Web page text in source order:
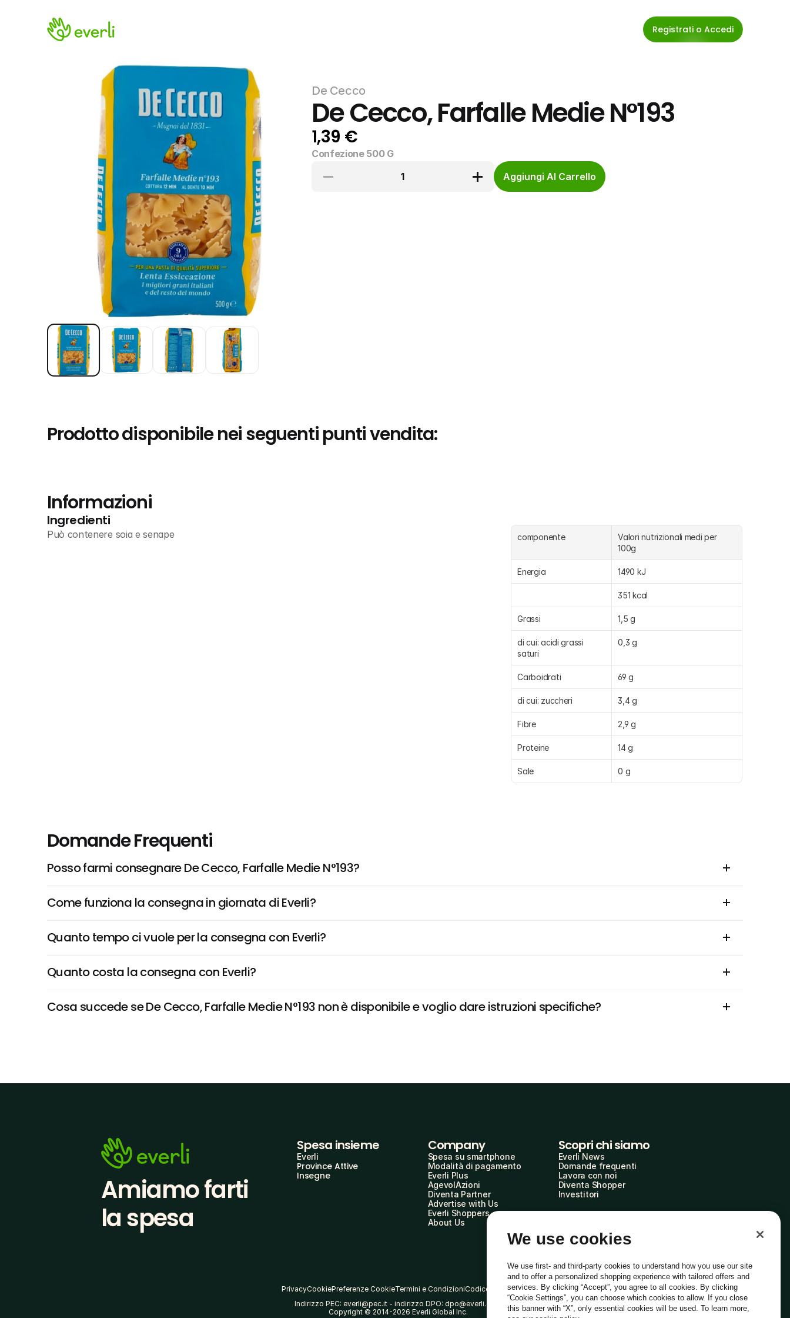
Registrati o Accedi
De Cecco
De Cecco, Farfalle Medie N°193
1,39 €
Confezione 500 G
1
Aggiungi Al Carrello
Prodotto disponibile nei seguenti punti vendita:
Informazioni
Ingredienti
Può contenere soia e senape componente
Valori nutrizionali medi per
100g
Energia 1490 kJ
351 kcal
Grassi 1,5 g
di cui: acidi grassi
saturi
0,3 g
Carboidrati 69 g
di cui: zuccheri 3,4 g
Fibre 2,9 g
Proteine 14 g
Sale 0 g
Domande Frequenti
Posso farmi consegnare De Cecco, Farfalle Medie N°193?
Come funziona la consegna in giornata di Everli?
Quanto tempo ci vuole per la consegna con Everli?
Quanto costa la consegna con Everli?
Cosa succede se De Cecco, Farfalle Medie N°193 non è disponibile e voglio dare istruzioni specifiche?
Amiamo farti
la spesa
Spesa insieme
Everli
Province Attive
Insegne
Company
Spesa su smartphone
Modalità di pagamento
Everli Plus
AgevolAzioni
Diventa Partner
Advertise with Us
Everli Shoppers
About Us
Scopri chi siamo
Everli News
Domande frequenti
Lavora con noi
Diventa Shopper
Investitori
PrivacyCookiePreferenze CookieTermini e CondizioniCodice Etico
Indirizzo PEC: everli@pec.it - indirizzo DPO: dpo@everli.com
Copyright © 2014-2026 Everli Global Inc.
Italiano
We use cookies
We use first- and third-party cookies to understand how you use our site
and to offer a personalized shopping experience with tailored offers and
services. By clicking “Accept”, you agree to all cookies. By clicking
“Cookie Settings”, you can choose which cookies to allow. If you close
this banner with “X”, only essential cookies will be used. To learn more,